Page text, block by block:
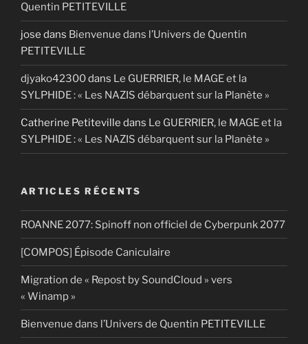
Quentin PETITEVILLE
jose dans Bienvenue dans l’Univers de Quentin
PETITEVILLE
djyako42300dans Le GUERRIER, le MAGE et la
SYLPHIDE : « Les NAZIS débarquent sur la Planète »
Catherine Petiteville dans Le GUERRIER, le MAGE et la
SYLPHIDE : « Les NAZIS débarquent sur la Planète »
ARTICLES RÉCENTS
ROANNE 2077: Spinoff non officiel de Cyberpunk 2077
[COMPOS] Épisode Caniculaire
Migration de « Repost by SoundCloud » vers
« Winamp »
Bienvenue dans l’Univers de Quentin PETITEVILLE